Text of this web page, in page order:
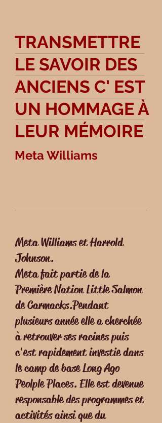
TRANSMETTRE
LE SAVOIR DES
ANCIENS C' EST
UN HOMMAGE À
LEUR MÉMOIRE
Meta Williams
Meta Williams et Harrold
Johnson.
Meta fait partie de la
Première Nation Little Salmon
de Carmacks.Pendant
plusieurs année elle a cherchée
à retrouver ses racines puis
c'est rapidement investie dans
le camp de base Long Ago
Peolple Places. Elle est devenue
responsable des programmes et
activités ainsi que du